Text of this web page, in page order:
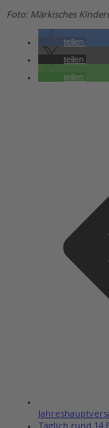
Foto: Märkisches
teilen
teilen
teilen
Täglich rund 14